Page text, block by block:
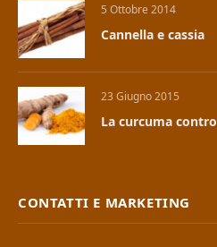
5 Ottobre 2014
Cannella e cassia
23 Giugno 2015
La curcuma
CONTATTI E MARKETING